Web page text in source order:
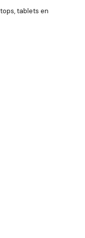
tablets en